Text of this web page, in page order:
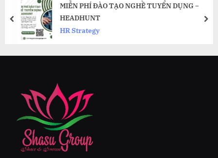
MIỄN PHÍ ĐÀO TẠO NGHỀ TUYỂN DỤNG –
HEADHUNT
HR Strategy
prev